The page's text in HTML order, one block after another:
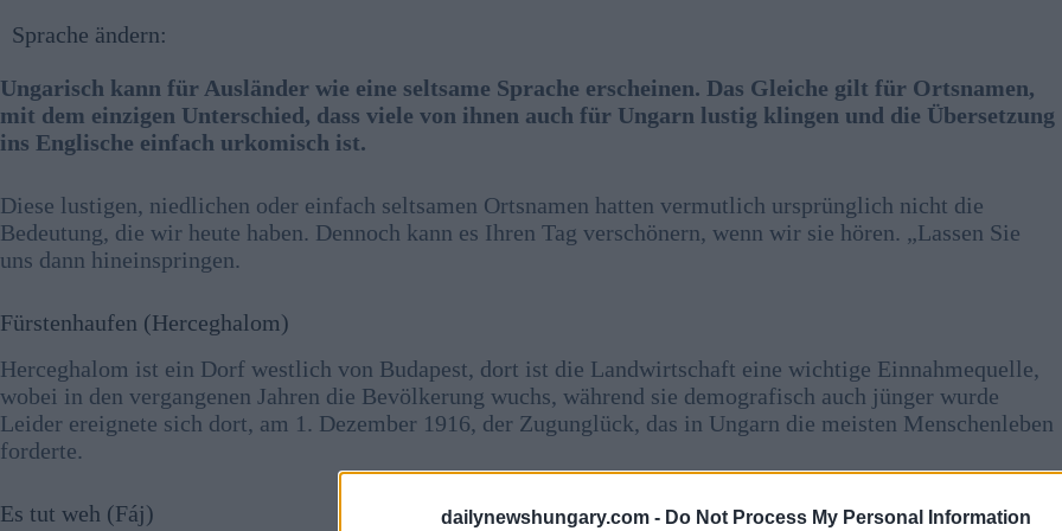
dailynewshungary.com - Do Not Process My Personal Information
Sprache ändern:
Ungarisch kann für Ausländer wie eine seltsame Sprache erscheinen. Das Gleiche gilt für Ortsnamen,
mit dem einzigen Unterschied, dass viele von ihnen auch für Ungarn lustig klingen und die Übersetzung
ins Englische einfach urkomisch ist.
Diese lustigen, niedlichen oder einfach seltsamen Ortsnamen hatten vermutlich ursprünglich nicht die
Bedeutung, die wir heute haben. Dennoch kann es Ihren Tag verschönern, wenn wir sie hören. „Lassen Sie
uns dann hineinspringen.
Fürstenhaufen (Herceghalom)
Herceghalom ist ein Dorf westlich von Budapest, dort ist die Landwirtschaft eine wichtige Einnahmequelle,
wobei in den vergangenen Jahren die Bevölkerung wuchs, während sie demografisch auch jünger wurde
Leider ereignete sich dort, am 1. Dezember 1916, der Zugunglück, das in Ungarn die meisten Menschenleben
forderte.
Es tut weh (Fáj)